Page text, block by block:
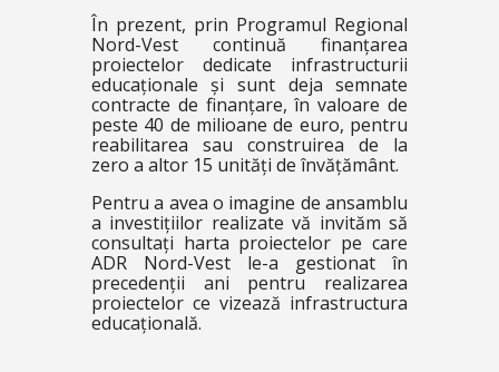
În prezent, prin Programul Regional
Nord-Vest continuă finanțarea
proiectelor dedicate infrastructurii
educaționale și sunt deja semnate
contracte de finanțare, în valoare de
peste 40 de milioane de euro, pentru
reabilitarea sau construirea de la
zero a altor 15 unități de învățământ.
Pentru a avea o imagine de ansamblu
a investițiilor realizate vă invităm să
consultați harta proiectelor pe care
ADR Nord-Vest le-a gestionat în
precedenții ani pentru realizarea
proiectelor ce vizează infrastructura
educațională.